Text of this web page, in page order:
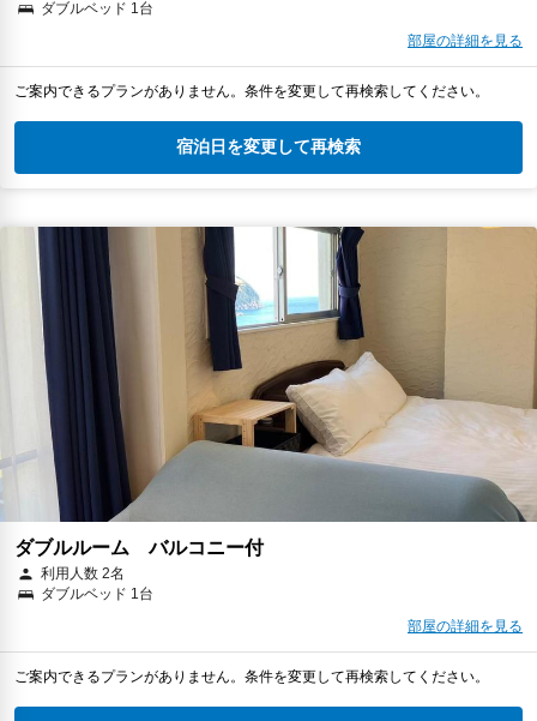
ダブルベッド 1台
部屋の詳細を見る
ご案内できるプランがありません。条件を変更して再検索してください。
宿泊日を変更して再検索
ダブルルーム バルコニー付
利用人数 2名
ダブルベッド 1台
部屋の詳細を見る
ご案内できるプランがありません。条件を変更して再検索してください。